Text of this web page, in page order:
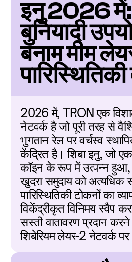
इनु 2026 में:
बुनियादी
बनाम मीम
2026 में, TRON एक
नेटवर्क है जो पूरी तरह से
भुगतान रेल पर वर्चस्व
केंद्रित है। शिबा इनु, जो एक
कॉइन के रूप में उत्पन्न हुआ,
खुदरा समुदाय को अत्यधिक
पारिस्थितिकी टोकनों का
विकेंद्रीकृत विनिमय स्वैप
सस्ती वातावरण प्रदान
शिबेरियम लेयर-2 नेटवर्क पर